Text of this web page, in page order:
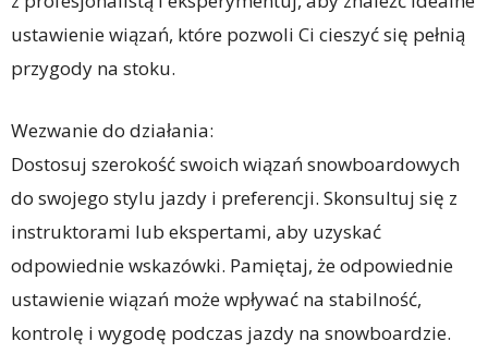
ustawienie wiązań, które pozwoli Ci cieszyć się pełnią
przygody na stoku.
Wezwanie do działania:
Dostosuj szerokość swoich wiązań snowboardowych
do swojego stylu jazdy i preferencji. Skonsultuj się z
instruktorami lub ekspertami, aby uzyskać
odpowiednie wskazówki. Pamiętaj, że odpowiednie
ustawienie wiązań może wpływać na stabilność,
kontrolę i wygodę podczas jazdy na snowboardzie.